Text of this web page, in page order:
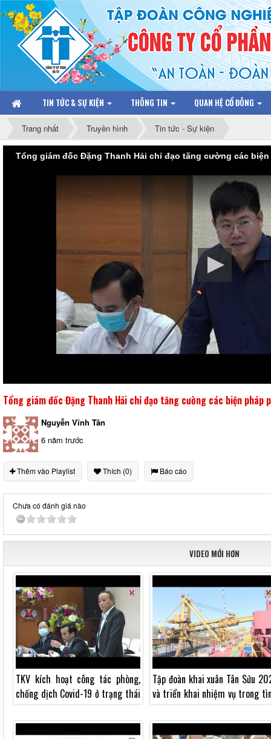
TIN TỨC & SỰ KIỆN THÔNG TIN QUAN HỆ CỔ ĐÔNG
Trang nhất Truyền hình Tin tức - Sự kiện
Tổng giám đốc Đặng Thanh Hải chỉ đạo tăng cường các biện
Nguyễn Vĩnh Tân
6 năm trước
Thêm vào Playlist Thích (0) Báo cáo
Chưa có đánh giá nào
VIDEO MỚI HƠN
TKV kích hoạt công tác phòng,
chống dịch Covid-19 ở trạng thái
cao nhất
Tập đoàn khai xuân Tân Sửu
và triển khai nhiệm vụ trong
hình mới